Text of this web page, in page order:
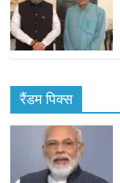
रैंडम पिक्स